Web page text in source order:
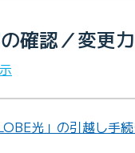
確認／変更
光」の引越し手